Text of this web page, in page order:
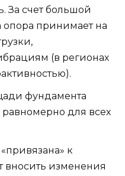
За счет большой
принимает на
(в регионах
фундамента
для всех
к
вносить изменения